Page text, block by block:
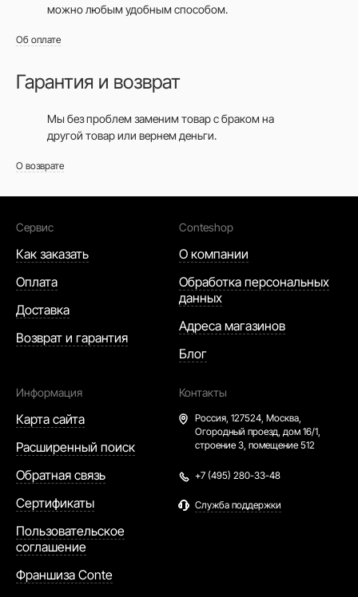
можно любым удобным способом.
Об оплате
Гарантия и возврат
Мы без проблем заменим товар с браком на
другой товар или вернем деньги.
О возврате
Сервис
Как заказать
Оплата
Доставка
Возврат и гарантия
Conteshop
О компании
Обработка персональных
данных
Адреса магазинов
Блог
Информация
Карта сайта
Расширенный поиск
Обратная связь
Сертификаты
Пользовательское
соглашение
Франшиза Conte
Контакты
Россия, 127524, Москва,
Огородный проезд, дом 16/1,
строение 3, помещение 512
+7 (495) 280-33-48
Служба поддержки